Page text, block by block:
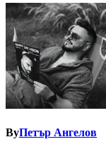
ByПетър Ангелов